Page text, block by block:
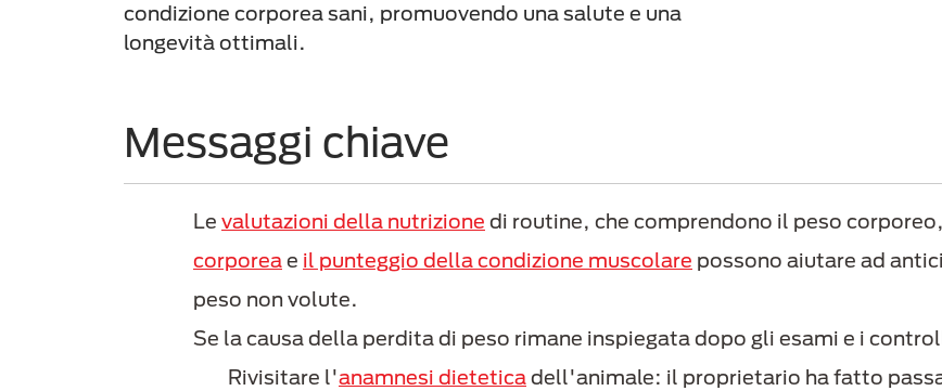
condizione corporea sani, promuovendo una salute e una
longevità ottimali.
Messaggi chiave
Le valutazioni della nutrizione di routine, che comprendono il peso corporeo,
corporeae il punteggio della condizione muscolare possono aiutare ad
peso non volute.
Se la causa della perdita di peso rimane inspiegata dopo gli esami e i
Rivisitare l'anamnesi dieteticadell'animale: il proprietario ha fatto